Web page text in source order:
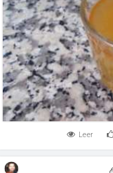
Leer